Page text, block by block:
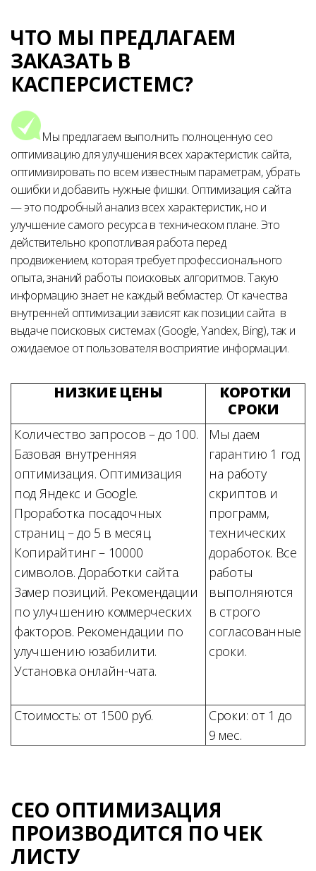
ЧТО МЫ ПРЕДЛАГАЕМ
ЗАКАЗАТЬ В
КАСПЕРСИСТЕМС?
Мы предлагаем выполнить полноценную сео
оптимизацию для улучшения всех характеристик сайта,
оптимизировать по всем известным параметрам, убрать
ошибки и добавить нужные фишки. Оптимизация сайта
— это подробный анализ всех характеристик, но и
улучшение самого ресурса в техническом плане. Это
действительно кропотливая работа перед
продвижением, которая требует профессионального
опыта, знаний работы поисковых алгоритмов. Такую
информацию знает не каждый вебмастер. От качества
внутренней оптимизации зависят как позиции сайта в
выдаче поисковых системах (Google, Yandex, Bing), так и
ожидаемое от пользователя восприятие информации.
НИЗКИЕ ЦЕНЫ
КОРОТКИ
СРОКИ
Количество запросов – до 100.
Базовая внутренняя
оптимизация. Оптимизация
под Яндекс и Google.
Проработка посадочных
страниц – до 5 в месяц.
Копирайтинг – 10000
символов. Доработки сайта.
Замер позиций. Рекомендации
по улучшению коммерческих
факторов. Рекомендации по
улучшению юзабилити.
Установка онлайн-чата.
Мы даем
гарантию 1 год
на работу
скриптов и
программ,
технических
доработок. Все
работы
выполняются
в строго
согласованные
сроки.
Стоимость: от 1500 руб.
Сроки: от 1 до
9 мес.
CЕО ОПТИМИЗАЦИЯ
ПРОИЗВОДИТСЯ ПО ЧЕК
ЛИСТУ